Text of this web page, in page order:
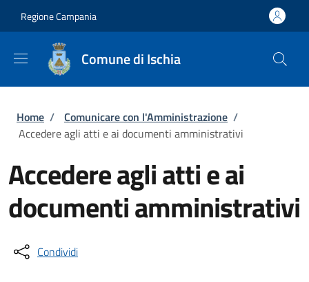
Regione Campania
Comune di Ischia
Briciole di pane
Home / Comunicare con l'Amministrazione /
Accedere agli atti e ai documenti amministrativi
Accedere agli atti e ai
documenti amministrativi
Condividi